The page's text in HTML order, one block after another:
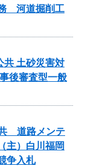
河道掘削工
共 土砂災害対
後審査型一般
共 道路メンテ
主）白川福岡
争入札